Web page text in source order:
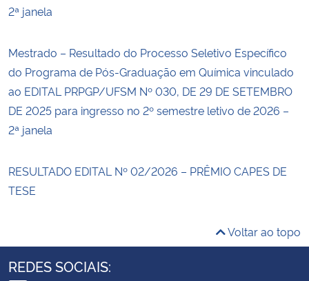
2ª janela
Mestrado – Resultado do Processo Seletivo Específico
do Programa de Pós-Graduação em Química vinculado
ao EDITAL PRPGP/UFSM Nº 030, DE 29 DE SETEMBRO
DE 2025 para ingresso no 2º semestre letivo de 2026 –
2ª janela
RESULTADO EDITAL Nº 02/2026 – PRÊMIO CAPES DE
TESE
Voltar ao topo
REDES SOCIAIS: